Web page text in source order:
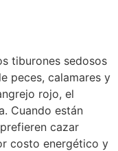
tiburones sedosos
peces, calamares y
rojo, el
Cuando están
cazar
costo energético y